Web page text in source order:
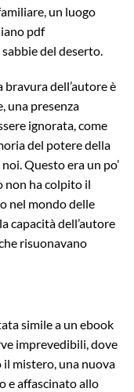
un luogo
pdf
del deserto.
dell’autore è
una presenza
ignorata, come
del potere della
Questo era un po’
non ha colpito il
nel mondo delle
capacità dell’autore
risuonavano
simile a un ebook
imprevedibili, dove
mistero, una nuova
e affascinato allo